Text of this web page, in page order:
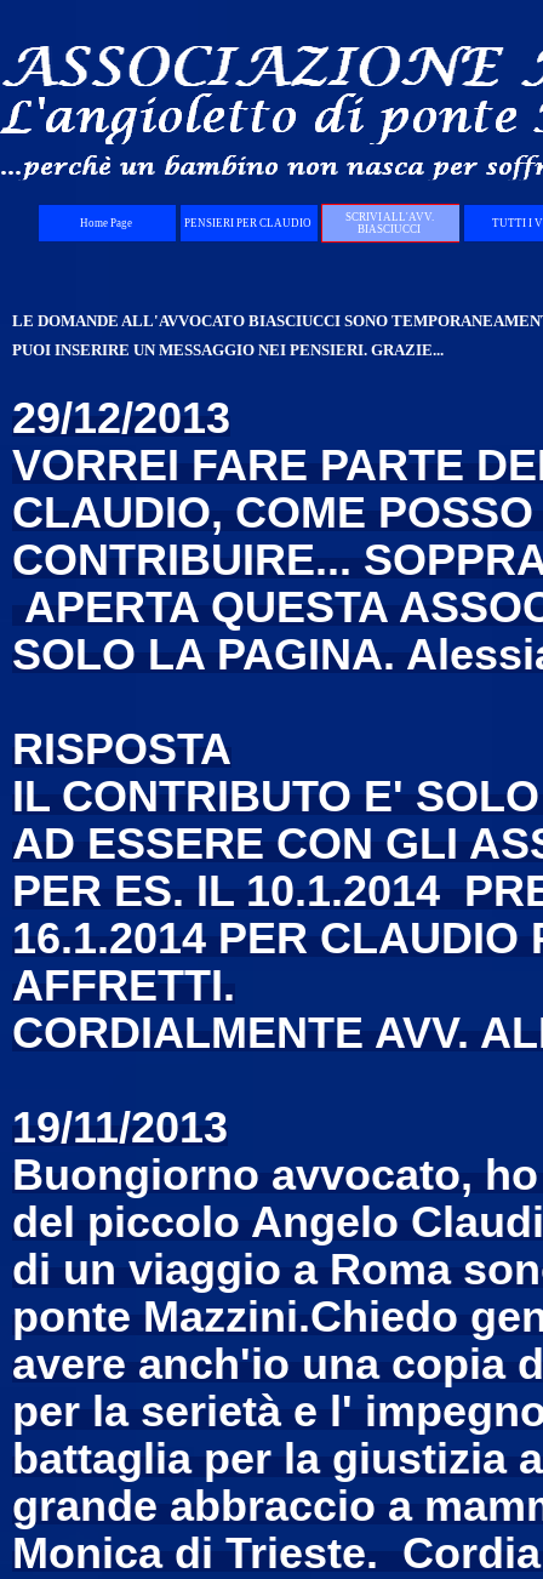
Home Page PENSIERI PER CLAUDIO
SCRIVI ALL'AVV.
BIASCIUCCI
TUTTI I
LE DOMANDE ALL'AVVOCATO BIASCIUCCI SONO
PUOI INSERIRE UN MESSAGGIO NEI PENSIERI. GRAZIE...
29/12/2013
VORREI FARE PARTE
CLAUDIO, COME
CONTRIBUIRE...
APERTA QUESTA
SOLO LA PAGINA.
RISPOSTA
IL CONTRIBUTO E'
AD ESSERE CON GLI
PER ES. IL 10.1.2014
16.1.2014 PER CLAUDIO
AFFRETTI.
CORDIALMENTE AVV.
19/11/2013
Buongiorno avvocato,
del piccolo Angelo
di un viaggio a Roma
ponte Mazzini.Chiedo
avere anch'io una copia
per la serietà e l'
battaglia per la giustizia
grande abbraccio a
Monica di Trieste.